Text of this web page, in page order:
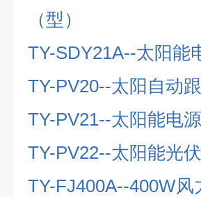
（型）
TY-SDY21A--太阳能
TY-PV20--太阳自动
TY-PV21--太阳能电
TY-PV22--太阳能光
TY-FJ400A--400W风